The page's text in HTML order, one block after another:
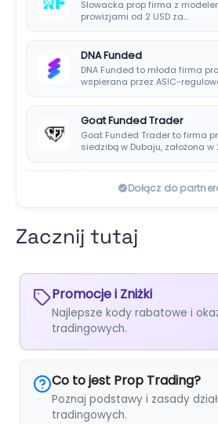
Słowacka prop firma z
prowizjami od 2 USD za…
DNA Funded
DNA Funded to młoda firma
wspierana przez ASIC-
Goat Funded Trader
Goat Funded Trader to firma
siedzibą w Dubaju, założona w
Dołącz do
Zacznij tutaj
Promocje i Zniżki
Najlepsze kody rabatowe i
tradingowych.
Co to jest Prop Trading?
Poznaj podstawy i zasady
tradingowych.